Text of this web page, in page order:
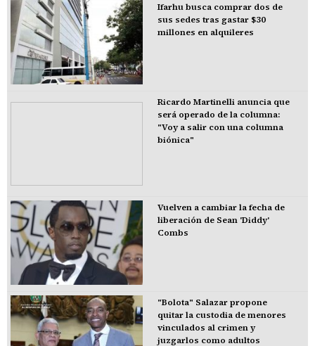
Ifarhu busca comprar dos de
sus sedes tras gastar $30
millones en alquileres
Ricardo Martinelli anuncia que
será operado de la columna:
"Voy a salir con una columna
biónica"
Vuelven a cambiar la fecha de
liberación de Sean 'Diddy'
Combs
"Bolota" Salazar propone
quitar la custodia de menores
vinculados al crimen y
juzgarlos como adultos